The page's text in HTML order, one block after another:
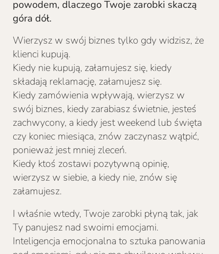
powodem, dlaczego Twoje zarobki skaczą
góra dół.
Wierzysz w swój biznes tylko gdy widzisz, że
klienci kupują.
Kiedy nie kupują, załamujesz się, kiedy
składają reklamację, załamujesz się.
Kiedy zamówienia wpływają, wierzysz w
swój biznes, kiedy zarabiasz świetnie, jesteś
zachwycony, a kiedy jest weekend lub święta
czy koniec miesiąca, znów zaczynasz wątpić,
ponieważ jest mniej zleceń.
Kiedy ktoś zostawi pozytywną opinię,
wierzysz w siebie, a kiedy nie, znów się
załamujesz.
I właśnie wtedy, Twoje zarobki płyną tak, jak
Ty panujesz nad swoimi emocjami.
Inteligencja emocjonalna to sztuka panowania